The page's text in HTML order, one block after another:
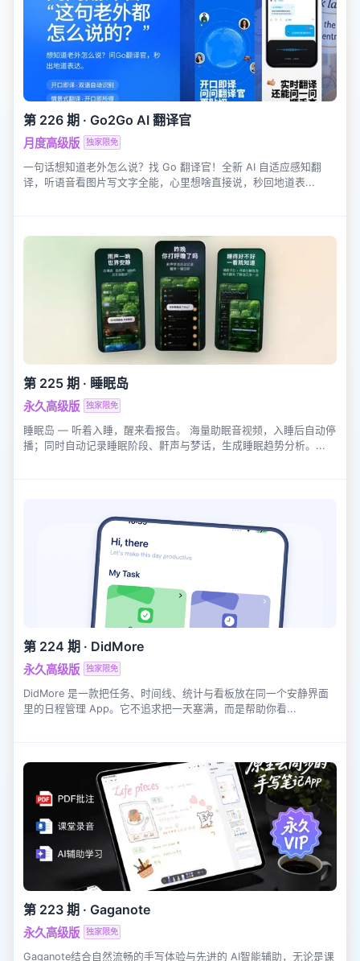
第 226 期 · Go2Go AI 翻译官
月度高级版 独家限免
一句话想知道老外怎么说？找 Go 翻译官！全新 AI 自适应感知翻
译，听语音看图片写文字全能，心里想啥直接说，秒回地道表...
第 225 期 · 睡眠岛
永久高级版 独家限免
睡眠岛 — 听着入睡，醒来看报告。 海量助眠音视频，入睡后自动停
播；同时自动记录睡眠阶段、鼾声与梦话，生成睡眠趋势分析。...
第 224 期 · DidMore
永久高级版 独家限免
DidMore 是一款把任务、时间线、统计与看板放在同一个安静界面
里的日程管理 App。它不追求把一天塞满，而是帮助你看...
第 223 期 · Gaganote
永久高级版 独家限免
Gaganote结合自然流畅的手写体验与先进的 AI智能辅助，无论是课